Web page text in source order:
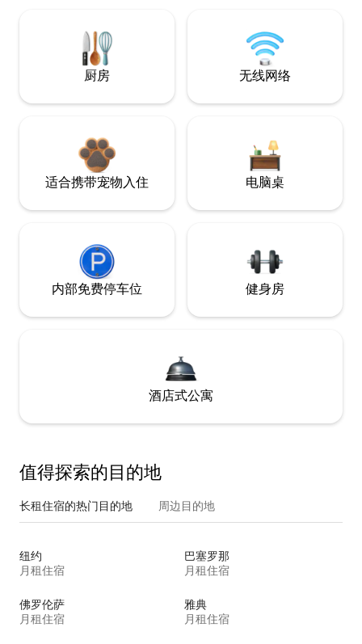
厨房 无线网络
适合携带宠物入住 电脑桌
内部免费停车位 健身房
酒店式公寓
值得探索的目的地
长租住宿的热门目的地 周边目的地
纽约
月租住宿
巴塞罗那
月租住宿
佛罗伦萨
月租住宿
雅典
月租住宿